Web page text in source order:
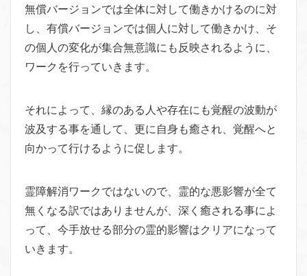
無償バージョンでは全体に対して働きかけるのに対
し、有償バージョンでは個人に対して働きかけ、そ
の個人の変化が集合無意識にも反映されるように、
ワークを行っていきます。
それによって、縁のある人や存在にも覚醒の波動が
波及する事を通して、更に自身も癒され、覚醒へと
向かって行けるように促します。
霊障解消ワークではないので、霊的な悪影響が全て
無くなる訳ではありませんが、深く癒される事によ
って、今手放せる部分の霊的影響はクリアになって
いきます。